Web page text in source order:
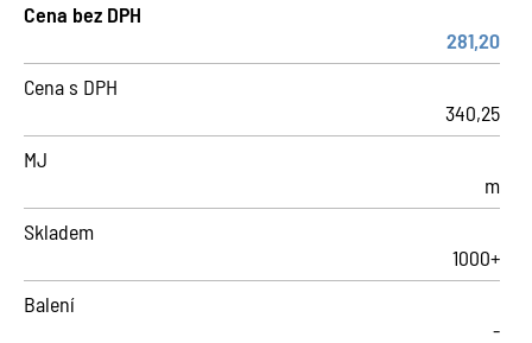
Cena bez DPH
281,20
Cena s DPH
340,25
MJ
m
Skladem
1000+
Balení
-